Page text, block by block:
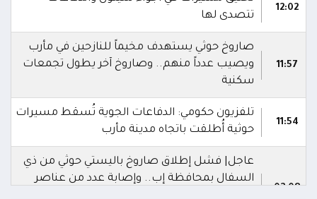
12:02
تتصدى لها
11:57
صاروخ حوثي يستهدف مخيماً للنازحين في مأرب
ويصيب عدداً منهم.. وصاروخ آخر يطول تجمعات
سكنية
11:54
تلفزيون حكومي: الدفاعات الجوية تُسقط مسيرات
حوثية أُطلقت باتجاه مدينة مأرب
02:08
عاجل| فشل إطلاق صاروخ باليستي حوثي من ذي
السفال بمحافظة إب.. وإصابة عدد من عناصر